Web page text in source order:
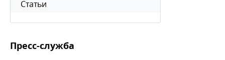
Статьи
Пресс-служба